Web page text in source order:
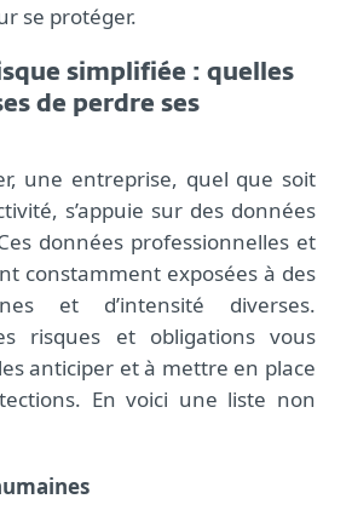
se protéger.
simplifiée : quelles
de perdre ses
une entreprise, quel que soit
s’appuie sur des données
données professionnelles et
constamment exposées à des
et d’intensité diverses.
risques et obligations vous
anticiper et à mettre en place
En voici une liste non